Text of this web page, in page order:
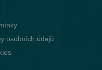
osobních údajů